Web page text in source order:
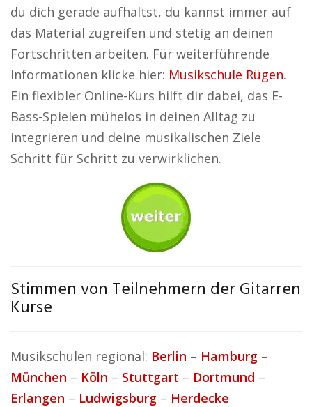
du dich gerade aufhältst, du kannst immer auf
das Material zugreifen und stetig an deinen
Fortschritten arbeiten. Für weiterführende
Informationen klicke hier: Musikschule Rügen.
Ein flexibler Online-Kurs hilft dir dabei, das E-
Bass-Spielen mühelos in deinen Alltag zu
integrieren und deine musikalischen Ziele
Schritt für Schritt zu verwirklichen.
Stimmen von Teilnehmern der Gitarren
Kurse
Musikschulen regional: Berlin – Hamburg –
München – Köln – Stuttgart – Dortmund –
Erlangen – Ludwigsburg – Herdecke